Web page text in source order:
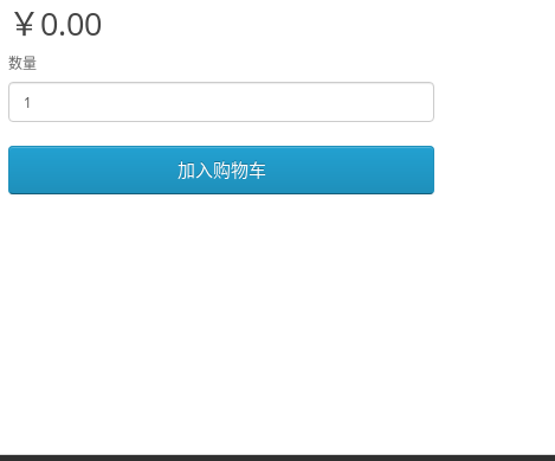
￥0.00
数量
加入购物车